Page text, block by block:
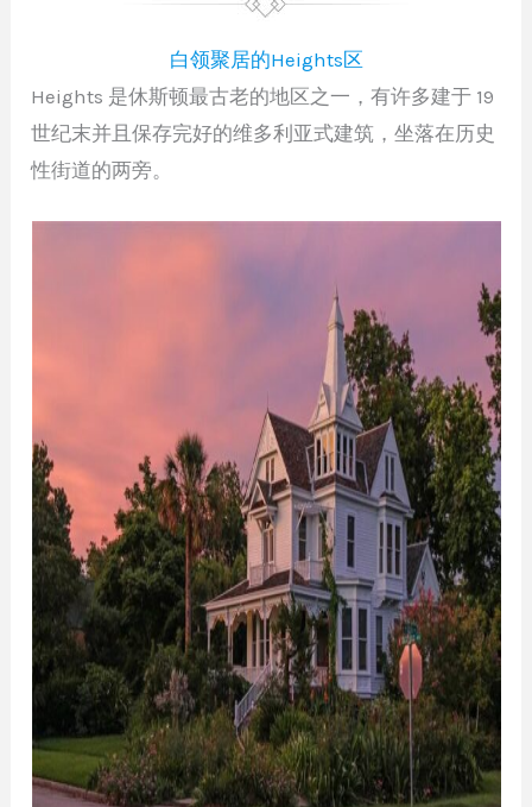
白领聚居的Heights区
Heights 是休斯顿最古老的地区之一，有许多建于 19
世纪末并且保存完好的维多利亚式建筑，坐落在历史
性街道的两旁。